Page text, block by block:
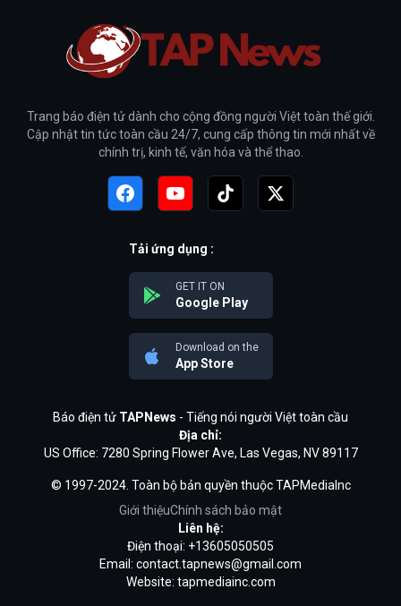
Trang báo điện tử dành cho cộng đồng người Việt toàn thế giới.
Cập nhật tin tức toàn cầu 24/7, cung cấp thông tin mới nhất về
chính trị, kinh tế, văn hóa và thể thao.
Tải ứng dụng :
GET IT ON
Google Play
Download on the
App Store
Báo điện tử TAPNews - Tiếng nói người Việt toàn cầu
Địa chỉ:
US Office: 7280 Spring Flower Ave, Las Vegas, NV 89117
© 1997-2024. Toàn bộ bản quyền thuộc TAPMediaInc
Giới thiệuChính sách bảo mật
Liên hệ:
Điện thoại: +13605050505
Email: contact.tapnews@gmail.com
Website: tapmediainc.com